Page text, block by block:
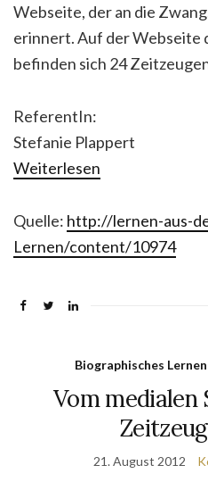
Webseite, der an die
erinnert. Auf der Webseite
befinden sich 24
ReferentIn:
Stefanie Plappert
Weiterlesen
Quelle: http://lernen-aus-
Lernen/content/10974
Biographisches Lernen
Vom medialen
21. August 2012